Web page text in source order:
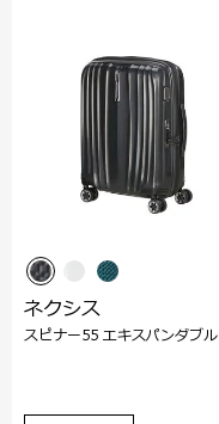
ネクシス
スピナー55 エキスパンダブル